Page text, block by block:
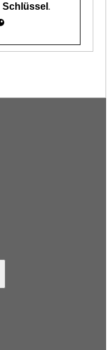
Schlüssel.